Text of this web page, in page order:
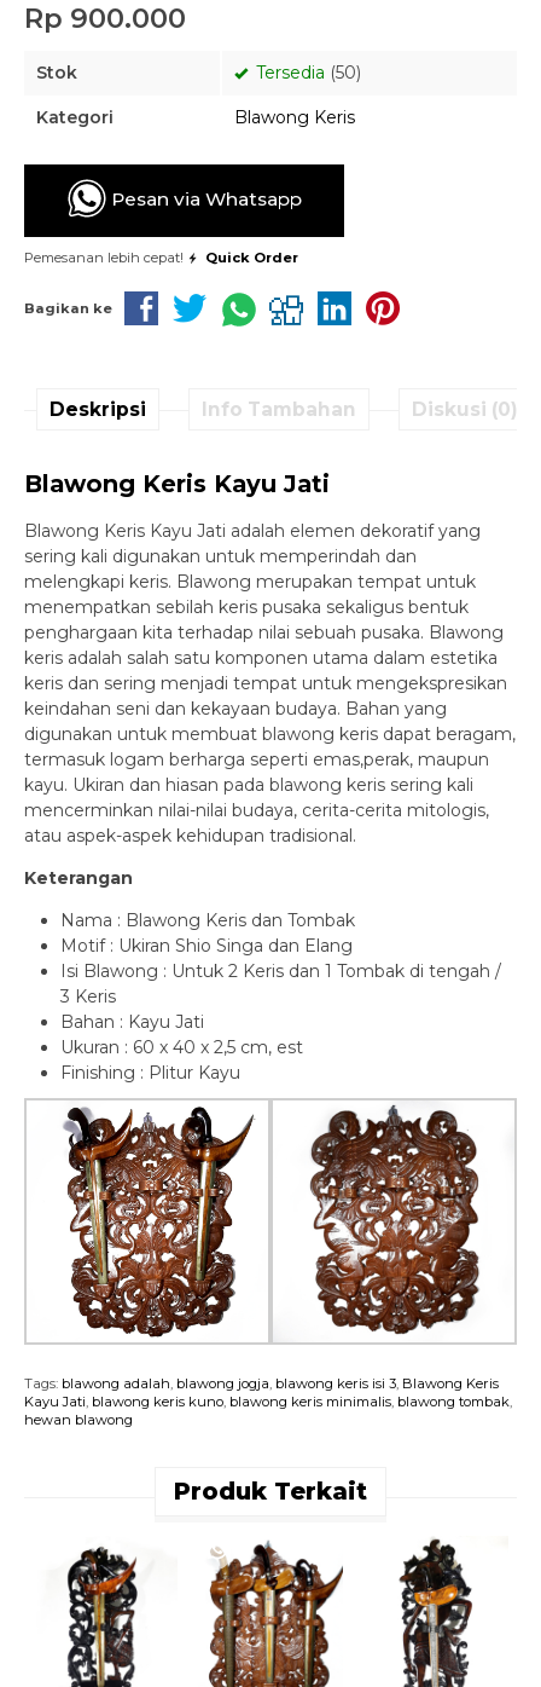
Rp 900.000
Stok Tersedia (50)
Kategori Blawong Keris
Pesan via Whatsapp
Pemesanan lebih cepat! Quick Order
Bagikan ke
Deskripsi Info Tambahan Diskusi (0)
Blawong Keris Kayu Jati
Blawong Keris Kayu Jati adalah elemen dekoratif yang
sering kali digunakan untuk memperindah dan
melengkapi keris. Blawong merupakan tempat untuk
menempatkan sebilah keris pusaka sekaligus bentuk
penghargaan kita terhadap nilai sebuah pusaka. Blawong
keris adalah salah satu komponen utama dalam estetika
keris dan sering menjadi tempat untuk mengekspresikan
keindahan seni dan kekayaan budaya. Bahan yang
digunakan untuk membuat blawong keris dapat beragam,
termasuk logam berharga seperti emas,perak, maupun
kayu. Ukiran dan hiasan pada blawong keris sering kali
mencerminkan nilai-nilai budaya, cerita-cerita mitologis,
atau aspek-aspek kehidupan tradisional.
Keterangan
Nama : Blawong Keris dan Tombak
Motif : Ukiran Shio Singa dan Elang
Isi Blawong : Untuk 2 Keris dan 1 Tombak di tengah /
3 Keris
Bahan : Kayu Jati
Ukuran : 60 x 40 x 2,5 cm, est
Finishing : Plitur Kayu
Tags: blawong adalah, blawong jogja, blawong keris isi 3, Blawong Keris
Kayu Jati, blawong keris kuno, blawong keris minimalis, blawong tombak,
hewan blawong
Produk Terkait